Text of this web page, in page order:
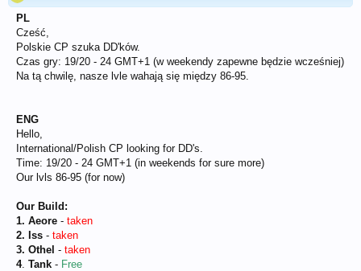
PL
Cześć,
Polskie CP szuka DD'ków.
Czas gry: 19/20 - 24 GMT+1 (w weekendy zapewne będzie wcześniej)
Na tą chwilę, nasze lvle wahają się między 86-95.
ENG
Hello,
International/Polish CP looking for DD's.
Time: 19/20 - 24 GMT+1 (in weekends for sure more)
Our lvls 86-95 (for now)
Our Build:
1. Aeore - taken
2. Iss - taken
3. Othel - taken
4. Tank - Free